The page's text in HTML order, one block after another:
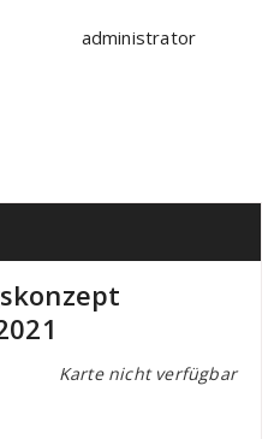
administrator
Karte nicht verfügbar